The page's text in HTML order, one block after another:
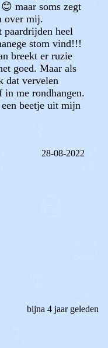
maar soms zegt
over mij.
heel
stom vind!!!
breekt er ruzie
goed. Maar als
dat vervelen
me rondhangen.
beetje uit mijn
28-08-2022
bijna 4 jaar geleden